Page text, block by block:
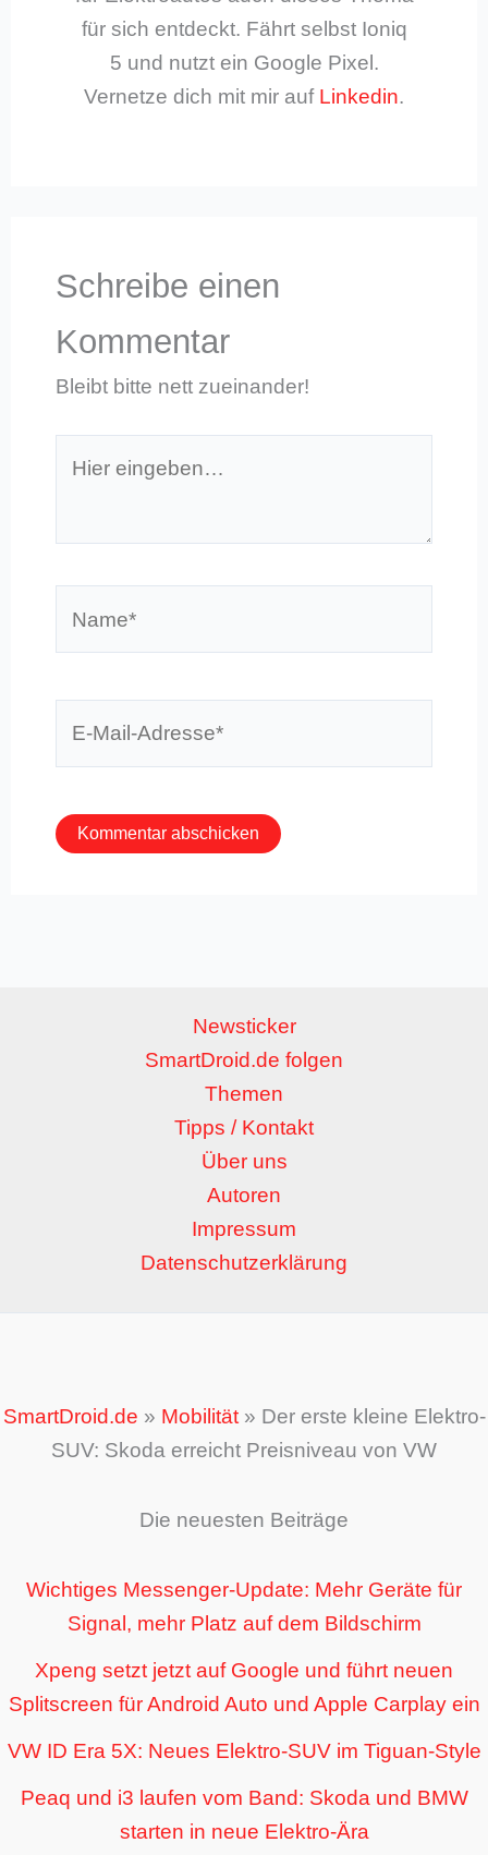
für sich entdeckt. Fährt selbst Ioniq
5 und nutzt ein Google Pixel.
Vernetze dich mit mir auf Linkedin.
Schreibe einen
Kommentar
Bleibt bitte nett zueinander!
eingeben…
Newsticker
SmartDroid.de folgen
Themen
Tipps / Kontakt
Über uns
Autoren
Impressum
Datenschutzerklärung
SmartDroid.de » Mobilität» Der erste kleine Elektro-
SUV: Skoda erreicht Preisniveau von VW
Die neuesten Beiträge
Wichtiges Messenger-Update: Mehr Geräte für
Signal, mehr Platz auf dem Bildschirm
Xpeng setzt jetzt auf Google und führt neuen
Splitscreen für Android Auto und Apple Carplay ein
VW ID Era 5X: Neues Elektro-SUV im Tiguan-Style
Peaq und i3 laufen vom Band: Skoda und BMW
starten in neue Elektro-Ära